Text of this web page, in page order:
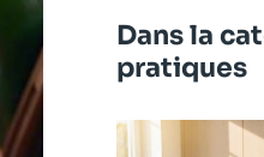
Dans la
pratiques